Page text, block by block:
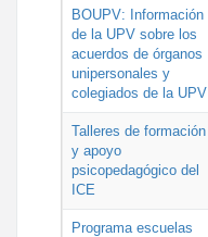
BOUPV: Información
de la UPV sobre los
acuerdos de órganos
unipersonales y
colegiados de la UPV
Talleres de formación
y apoyo
psicopedagógico del
ICE
Programa escuelas